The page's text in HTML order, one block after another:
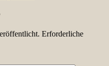
Erforderliche